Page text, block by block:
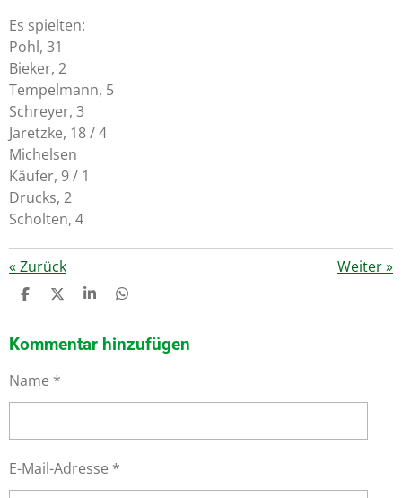
Es spielten:
Pohl, 31
Bieker, 2
Tempelmann, 5
Schreyer, 3
Jaretzke, 18 / 4
Michelsen
Käufer, 9 / 1
Drucks, 2
Scholten, 4
«Zurück Weiter»
T
L
T
L
T
L
T
L
Kommentar hinzufügen
Name *
E-Mail-Adresse *